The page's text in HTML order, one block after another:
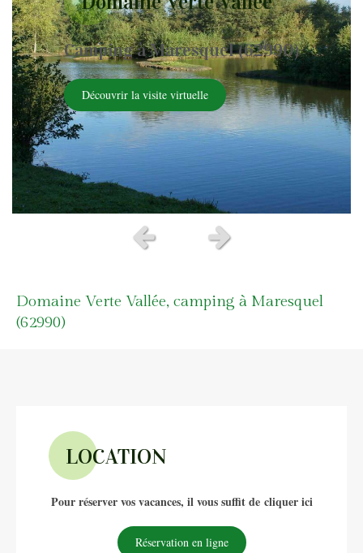
Camping à Maresquel (62990)
Découvrir la visite virtuelle
Slide précédentSlide suivant
Domaine Verte Vallée, camping à Maresquel
(62990)
LOCATION
Pour réserver vos vacances, il vous suffit de cliquer ici
Réservation en ligne